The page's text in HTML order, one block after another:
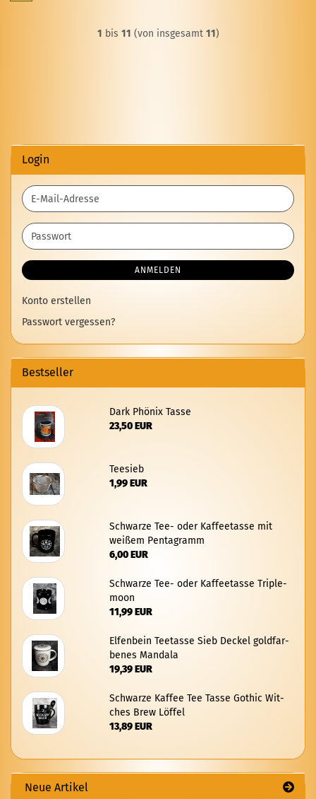
1 bis 11 (von insgesamt 11)
Login
E-
Mail-
Adresse
Passwort
ANMELDEN
Konto erstellen
Passwort vergessen?
Bestseller
Dark Phö­nix Tasse
23,50 EUR
Tee­sieb
1,99 EUR
Schwar­ze Tee- oder Kaf­fee­tas­se mit
wei­ßem Pen­ta­gramm
6,00 EUR
Schwar­ze Tee- oder Kaf­fee­tas­se Triple­
moon
11,99 EUR
El­fen­bein Tee­tas­se Sieb De­ckel gold­far­
be­nes Man­da­la
19,39 EUR
Schwar­ze Kaf­fee Tee Tasse Go­thic Wit­
ches Brew Löf­fel
13,89 EUR
Neue Artikel